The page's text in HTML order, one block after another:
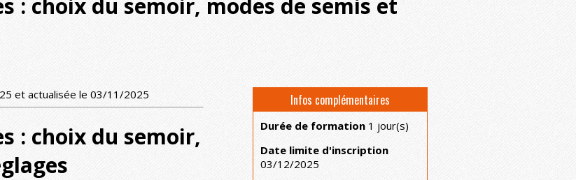
: choix du semoir, modes de semis et
et actualisée le 03/11/2025
: choix du semoir,
Infos complémentaires
Durée de formation 1 jour(s)
Date limite d'inscription
03/12/2025